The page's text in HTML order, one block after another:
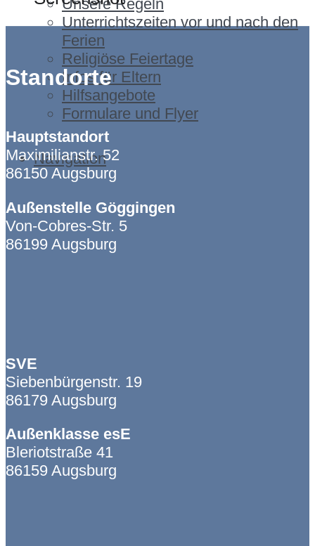
Unsere Regeln
Unterrichtszeiten vor und nach den
Ferien
Religiöse Feiertage
Infos für Eltern
Hilfsangebote
Formulare und Flyer
Navigation
Standorte
Hauptstandort
Maximilianstr. 52
86150 Augsburg
Außenstelle Göggingen
Von-Cobres-Str. 5
86199 Augsburg
SVE
Siebenbürgenstr. 19
86179 Augsburg
Außenklasse esE
Bleriotstraße 41
86159 Augsburg